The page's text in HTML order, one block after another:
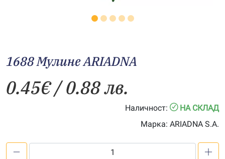
1688 Мулине ARIADNA
0.45€/ 0.88 лв.
Наличност:
НА СКЛАД
Марка: ARIADNA S.A.